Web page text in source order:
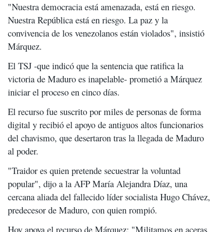
"Nuestra democracia está amenazada, está en riesgo.
Nuestra República está en riesgo. La paz y la
convivencia de los venezolanos están violados", insistió
Márquez.
El TSJ -que indicó que la sentencia que ratifica la
victoria de Maduro es inapelable- prometió a Márquez
iniciar el proceso en cinco días.
El recurso fue suscrito por miles de personas de forma
digital y recibió el apoyo de antiguos altos funcionarios
del chavismo, que desertaron tras la llegada de Maduro
al poder.
"Traidor es quien pretende secuestrar la voluntad
popular", dijo a la AFP María Alejandra Díaz, una
cercana aliada del fallecido líder socialista Hugo Chávez,
predecesor de Maduro, con quien rompió.
Hoy apoya el recurso de Márquez: "Militamos en aceras